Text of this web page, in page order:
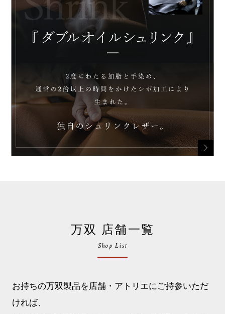
万双 店舗一覧
Shop List
お持ちの万双製品を店舗・アトリエにご持参いただ
ければ、